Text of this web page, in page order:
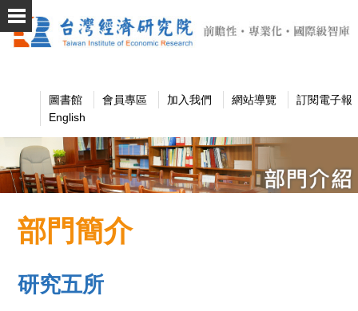
圖書館 會員專區 加入我們 網站導覽
訂閱電子報
English
部門簡介
研究五所